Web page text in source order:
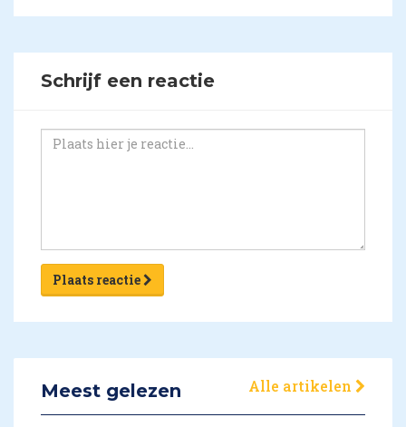
Schrijf een reactie
Plaats reactie
Meest gelezen Alle artikelen